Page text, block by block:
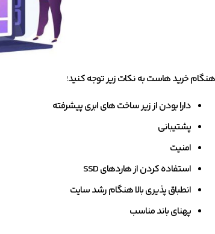
هنگام خرید هاست به نکات زیر توجه کنید؛
دارا بودن از زیر ساخت های ابری پیشرفته
پشتیبانی
امنیت
استفاده کردن از هاردهای SSD
انطباق پذیری بالا هنگام رشد سایت
پهنای باند مناسب